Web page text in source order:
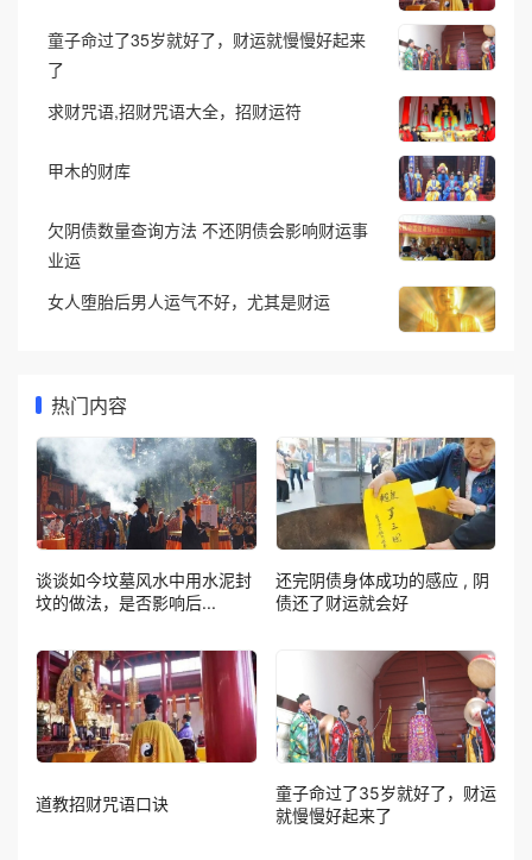
童子命过了35岁就好了，财运就慢慢好起来
了
求财咒语,招财咒语大全，招财运符
甲木的财库
欠阴债数量查询方法 不还阴债会影响财运事
业运
女人堕胎后男人运气不好，尤其是财运
热门内容
谈谈如今坟墓风水中用水泥封
坟的做法，是否影响后...
还完阴债身体成功的感应 , 阴
债还了财运就会好
道教招财咒语口诀
童子命过了35岁就好了，财运
就慢慢好起来了